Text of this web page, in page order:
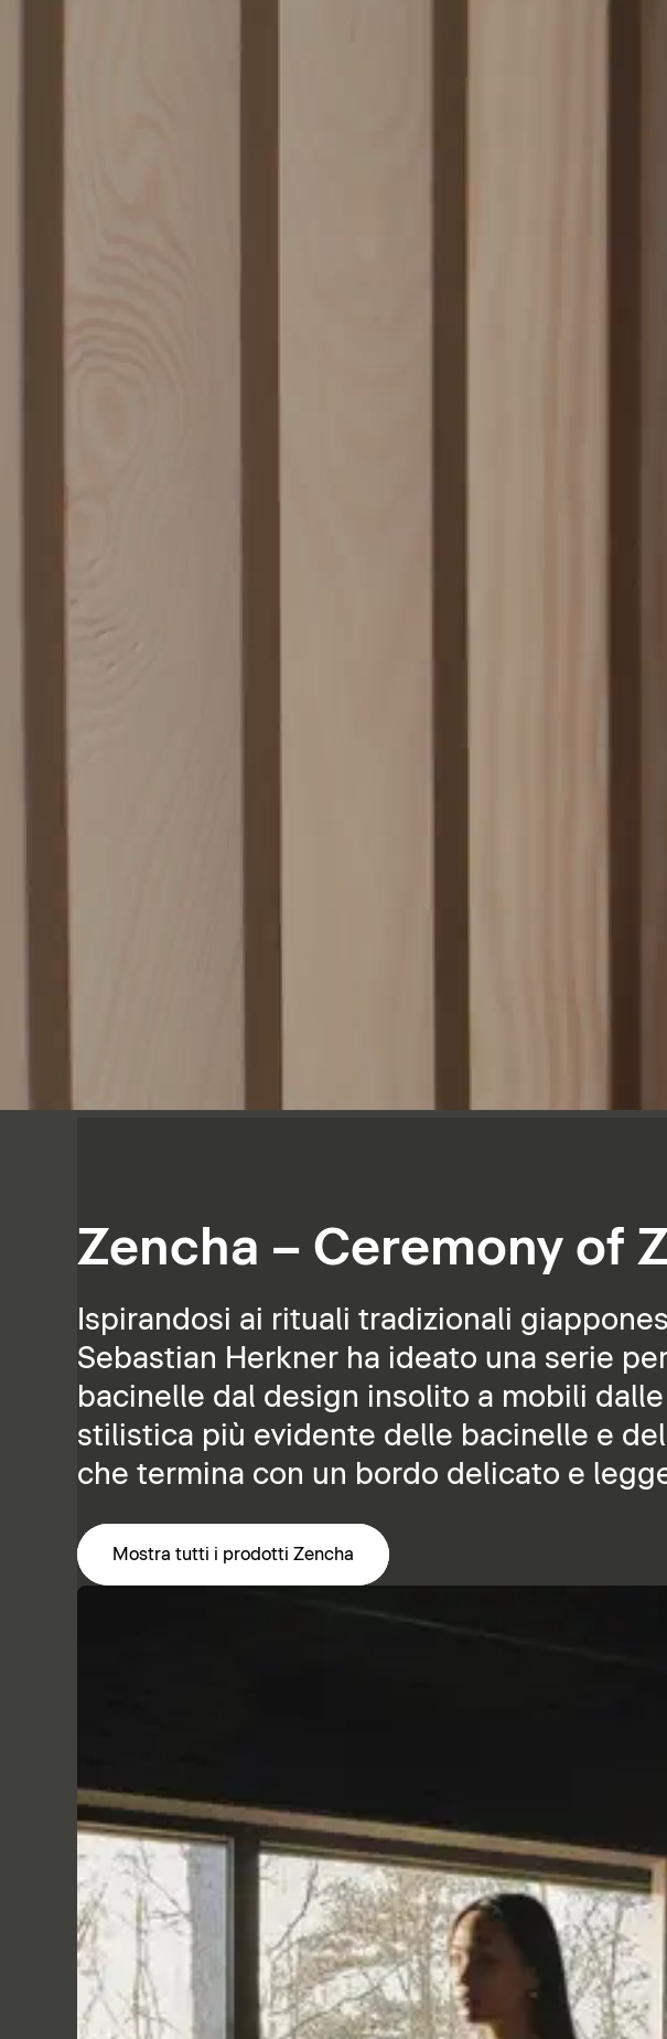
Zencha – Ceremony of
Ispirandosi ai rituali tradizionali
Sebastian Herkner ha ideato una serie
bacinelle dal design insolito a mobili
stilistica più evidente delle bacinelle e
che termina con un bordo delicato e
Mostra tutti i prodotti Zencha